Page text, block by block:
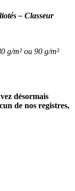
– Classeur
g/m² ou 90 g/m²
désormais
de nos registres,